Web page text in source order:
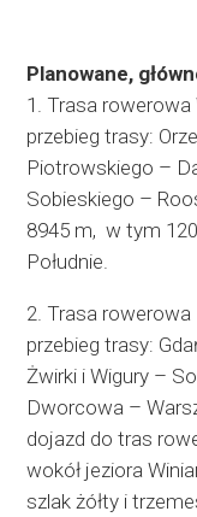
Planowane,
1. Trasa
przebieg trasy:
Piotrowskiego –
Sobieskiego –
8945 m, w tym
Południe.
2. Trasa rowerowa
przebieg trasy:
Żwirki i Wigury –
Dworcowa –
dojazd do tras
wokół jeziora
szlak żółty i